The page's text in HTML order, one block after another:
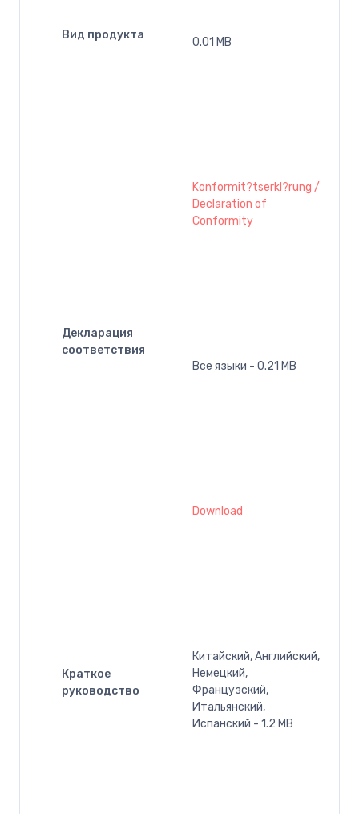
Вид продукта
0.01 MB
Декларация
соответствия
Konformit?tserkl?rung /
Declaration of
Conformity
Все языки - 0.21 MB
Краткое
руководство
Download
Китайский, Английский,
Немецкий,
Французский,
Итальянский,
Испанский - 1.2 MB